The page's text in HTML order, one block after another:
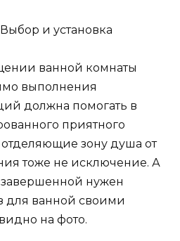
и установка
ванной комнаты
выполнения
должна помогать в
приятного
зону душа от
тоже не исключение. А
нужен
для ванной своими
на фото.